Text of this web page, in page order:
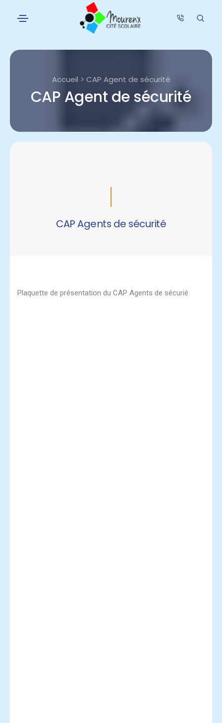
Accueil > CAP Agent de sécurité
CAP Agent de sécurité
CAP Agents de sécurité
Plaquette de présentation du CAP Agents de sécurié